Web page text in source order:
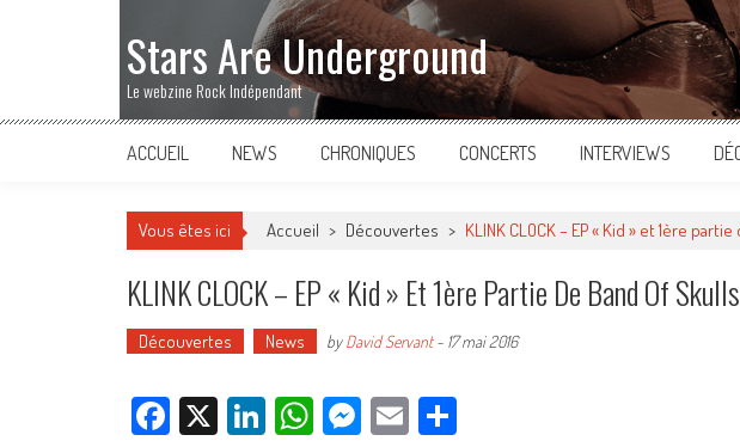
Stars Are Underground
Le webzine Rock Indépendant
ACCUEIL NEWS CHRONIQUES CONCERTS INTERVIEWS
Vous êtes ici Accueil > Découvertes > KLINK CLOCK – EP « Kid » et 1ère
KLINK CLOCK – EP « Kid » Et 1ère Partie De Band Of Skulls
Découvertes News byDavid Servant- 17 mai 2016
Facebook
X LinkedIn
WhatsApp
Messenger
Email